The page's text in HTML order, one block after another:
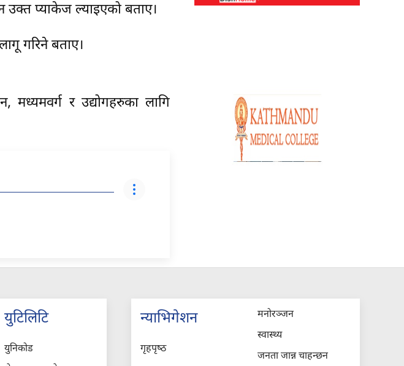
उक्त प्याकेज ल्याइएको बताए।
गरिने बताए।
मध्यमवर्ग र उद्योगहरुका लागि
युटिलिटि
युनिकोड
न्याभिगेशन
गृहपृष्‍ठ
मनोरञ्जन
स्वास्थ्य
जनता जान्न चाहन्छन